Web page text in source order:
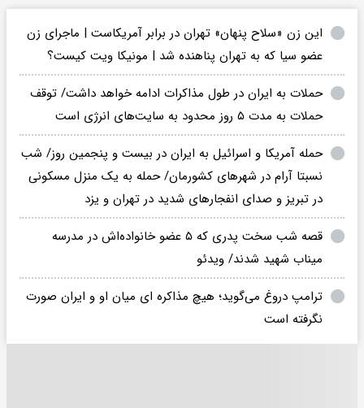
این زن «سلاح پنهان» تهران در برابر آمریکاست | ماجرای زن
عضو سیا که به تهران پناهنده شد | مونیکا ویت کیست؟
حملات به ایران در طول مذاکرات ادامه خواهد داشت/ توقف
حملات به مدت ۵ روز محدود به سایت‌های انرژی است
حمله آمریکا و اسرائیل به ایران در بیست و پنجمین روز/ شب
نسبتا آرام در شهرهای کشورمان/ حمله به یک منزل مسکونی
در تبریز و صدای انفجارهای شدید در تهران و یزد
قصه شب سخت پدری که ۵ عضو خانواده‌اش در‌ مدرسه
میناب شهید شدند/ ویدئو
ترامپ دروغ می‌گوید؛ هیچ مذاکره ای میان او و ایران صورت
نگرفته است